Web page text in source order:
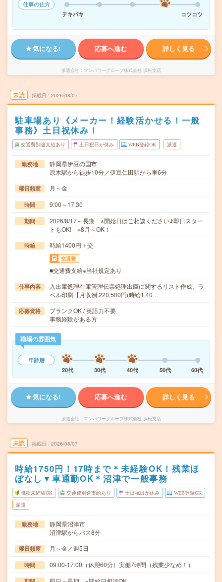
仕事の仕方
テキパキ
コツコツ
気になる! 応募へ進む 詳しく見る
派遣会社 マンパワーグループ株式会社 浜松支店
未読 掲載日 2026/08/07
駐車場あり《メーカー！経験活かせる！一般
事務》土日祝休み！
交通費別途支給あり 土日祝日が休み WEB登録OK 派遣
勤務地
静岡県伊豆の国市
原木駅から徒歩10分／伊豆仁田駅から車6分
曜日頻度 月～金
時間 9:00～17:30
期間
2026/8/17～長期 ※開始日はご相談ください♪即日スター
トもOK! ※8月～OK！
時給 時給1400円＋交
交通費
■交通費支給※当社規定あり
仕事内容
入出庫処理在庫管理伝票処理出庫に関するリスト作成、ラ
ベル印刷【月収例:220,500円(時給1,40…
応募資格
ブランクOK / 英語力不要
事務経験がある方
職場の雰囲気
年齢層
20代
30代 40代 50代 60代
気になる! 応募へ進む 詳しく見る
派遣会社 マンパワーグループ株式会社 浜松支店
未読 掲載日 2026/08/07
時給1750円！17時まで＊未経験OK！残業ほ
ぼなし▼車通勤OK＊沼津で一般事務
職種未経験OK 交通費別途支給あり 土日祝日が休み WEB登録OK
派遣
勤務地
静岡県沼津市
沼津駅からバス8分
曜日頻度 月～金／週5日
時間 09:00-17:00（休憩60分）実働7時間（残業少なめ！）